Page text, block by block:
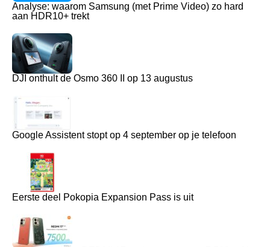
Analyse: waarom Samsung (met Prime Video) zo hard
aan HDR10+ trekt
DJI onthult de Osmo 360 II op 13 augustus
Google Assistent stopt op 4 september op je telefoon
Eerste deel Pokopia Expansion Pass is uit